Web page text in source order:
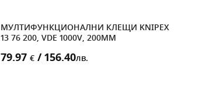
МУЛТИФУНКЦИОНАЛНИ КЛЕЩИ KNIPEX
13 76 200, VDE 1000V, 200MM
79.97 € / 156.40лв.